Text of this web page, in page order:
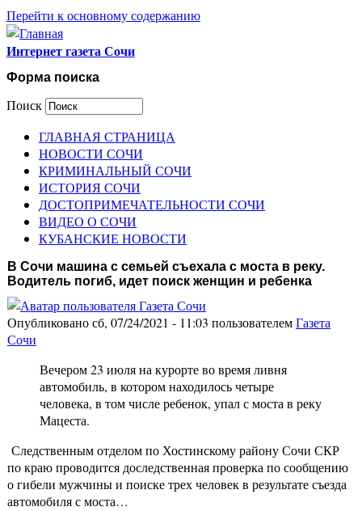
Перейти к основному содержанию
Интернет газета Сочи
Форма поиска
Поиск
ГЛАВНАЯ СТРАНИЦА
НОВОСТИ СОЧИ
КРИМИНАЛЬНЫЙ СОЧИ
ИСТОРИЯ СОЧИ
ДОСТОПРИМЕЧАТЕЛЬНОСТИ СОЧИ
ВИДЕО О СОЧИ
КУБАНСКИЕ НОВОСТИ
В Сочи машина с семьей съехала с моста в реку.
Водитель погиб, идет поиск женщин и ребенка
Опубликовано сб, 07/24/2021 - 11:03 пользователемГазета
Сочи
Вечером 23 июля на курорте во время ливня
автомобиль, в котором находилось четыре
человека, в том числе ребенок, упал с моста в реку
Мацеста.
Следственным отделом по Хостинскому району Сочи СКР
по краю проводится доследственная проверка по сообщению
о гибели мужчины и поиске трех человек в результате съезда
автомобиля с моста…